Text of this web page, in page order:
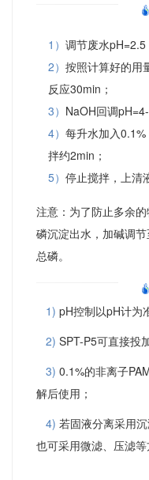
1） 调节废水pH=2.5
2） 按照计算好的用
反应30min；
3） NaOH回调
4） 每升水加入
拌约2min；
5） 停止搅拌，上清
注意：为了防止多余
磷沉淀出水，加碱调
总磷。
1) pH控制以pH计为
2) SPT-P5可直接投
3) 0.1%的非离子
解后使用；
4) 若固液分离采用
也可采用微滤、压滤等